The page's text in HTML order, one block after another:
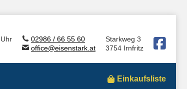
02986 / 66 55 60
office@eisenstark.at
Starkweg 3
3754 Irnfritz
Einkaufsliste